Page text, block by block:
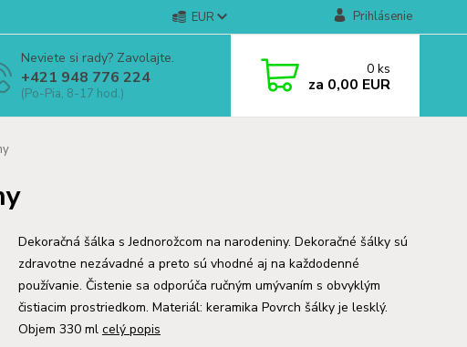
EUR Prihlásenie
Neviete si rady? Zavolajte.
+421 948 776 224
(Po-Pia, 8-17 hod.)
0 ks
za 0,00 EUR
Dekoračná šálka s Jednorožcom na narodeniny. Dekoračné šálky sú
zdravotne nezávadné a preto sú vhodné aj na každodenné
používanie. Čistenie sa odporúča ručným umývaním s obvyklým
čistiacim prostriedkom. Materiál: keramika Povrch šálky je lesklý.
Objem 330 ml celý popis